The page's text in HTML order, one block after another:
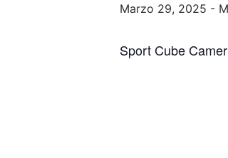
Marzo 29, 2025 -
Sport Cube